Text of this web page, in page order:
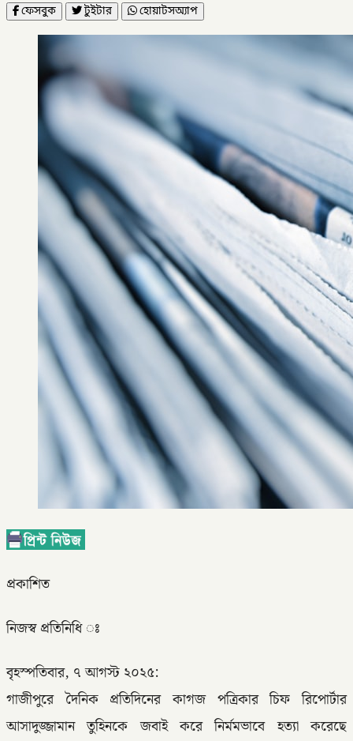
ফেসবুক
টুইটার হোয়াটসঅ্যাপ
প্রকাশিত
নিজস্ব প্রতিনিধি ঃ
বৃহস্পতিবার, ৭ আগস্ট ২০২৫:
গাজীপুরে দৈনিক প্রতিদিনের কাগজ পত্রিকার চিফ রিপোর্টার
আসাদুজ্জামান তুহিনকে জবাই করে নির্মমভাবে হত্যা করেছে